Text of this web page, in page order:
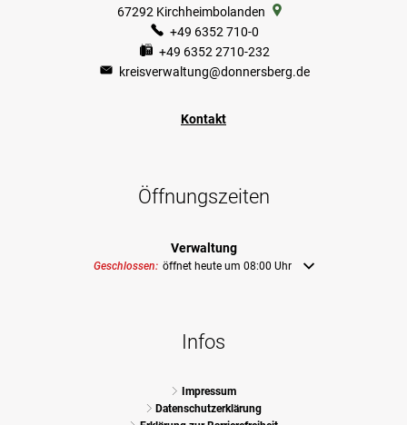
67292 Kirchheimbolanden
+49 6352 710-0
+49 6352 2710-232
kreisverwaltung@donnersberg.de
Kontakt
Öffnungszeiten
Verwaltung
Klicken, um weitere Öffnungs- oder Schließzeiten auszublenden
Geschlossen: öffnet heute um 08:00 Uhr
Infos
Impressum
Datenschutzerklärung